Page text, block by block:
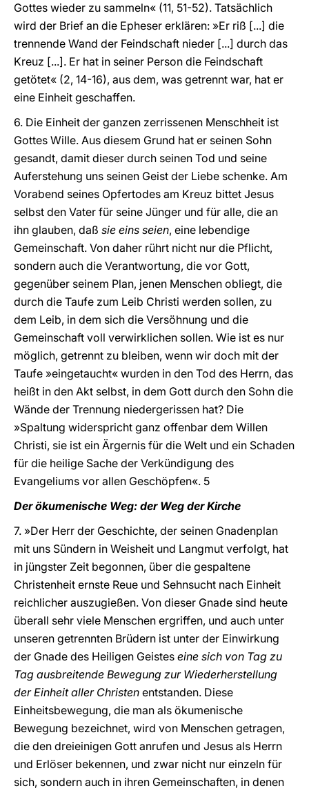
Gottes wieder zu sammeln« (11, 51-52). Tatsächlich
wird der Brief an die Epheser erklären: »Er riß [...] die
trennende Wand der Feindschaft nieder [...] durch das
Kreuz [...]. Er hat in seiner Person die Feindschaft
getötet« (2, 14-16), aus dem, was getrennt war, hat er
eine Einheit geschaffen.
6. Die Einheit der ganzen zerrissenen Menschheit ist
Gottes Wille. Aus diesem Grund hat er seinen Sohn
gesandt, damit dieser durch seinen Tod und seine
Auferstehung uns seinen Geist der Liebe schenke. Am
Vorabend seines Opfertodes am Kreuz bittet Jesus
selbst den Vater für seine Jünger und für alle, die an
ihn glauben, daß sie eins seien, eine lebendige
Gemeinschaft. Von daher rührt nicht nur die Pflicht,
sondern auch die Verantwortung, die vor Gott,
gegenüber seinem Plan, jenen Menschen obliegt, die
durch die Taufe zum Leib Christi werden sollen, zu
dem Leib, in dem sich die Versöhnung und die
Gemeinschaft voll verwirklichen sollen. Wie ist es nur
möglich, getrennt zu bleiben, wenn wir doch mit der
Taufe »eingetaucht« wurden in den Tod des Herrn, das
heißt in den Akt selbst, in dem Gott durch den Sohn die
Wände der Trennung niedergerissen hat? Die
»Spaltung widerspricht ganz offenbar dem Willen
Christi, sie ist ein Ärgernis für die Welt und ein Schaden
für die heilige Sache der Verkündigung des
Evangeliums vor allen Geschöpfen«. 5
Der ökumenische Weg: der Weg der Kirche
7. »Der Herr der Geschichte, der seinen Gnadenplan
mit uns Sündern in Weisheit und Langmut verfolgt, hat
in jüngster Zeit begonnen, über die gespaltene
Christenheit ernste Reue und Sehnsucht nach Einheit
reichlicher auszugießen. Von dieser Gnade sind heute
überall sehr viele Menschen ergriffen, und auch unter
unseren getrennten Brüdern ist unter der Einwirkung
der Gnade des Heiligen Geistes eine sich von Tag zu
Tag ausbreitende Bewegung zur Wiederherstellung
der Einheit aller Christen entstanden. Diese
Einheitsbewegung, die man als ökumenische
Bewegung bezeichnet, wird von Menschen getragen,
die den dreieinigen Gott anrufen und Jesus als Herrn
und Erlöser bekennen, und zwar nicht nur einzeln für
sich, sondern auch in ihren Gemeinschaften, in denen